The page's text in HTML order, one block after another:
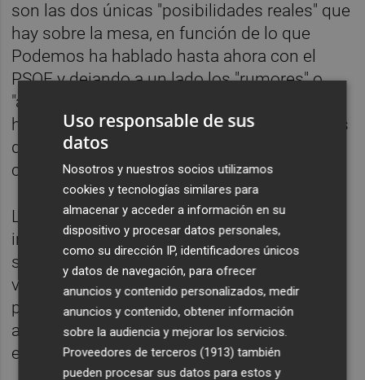
son las dos únicas "posibilidades reales" que
hay sobre la mesa, en función de lo que
Podemos ha hablado hasta ahora con el
PSOE y dejando a un lado los "rumores" o
"ambigüedades" con la que, a su juicio, se
han conducido los socialistas en los últimos
días a través de los medios de
comunicación.
La dirigente morada ha aclarado que su
intención es que las conversaciones con los
socialistas continúen mientras los inscritos
votan porque van a continuar con el "firme
propósito" de que se pueda llegar a un
acuerdo para la creación de un gobierno
estable de coalición antes del día 22.
Uso responsable de sus
datos
Nosotros y nuestros socios utilizamos
cookies y tecnologías similares para
almacenar y acceder a información en su
dispositivo y procesar datos personales,
como su dirección IP, identificadores únicos
y datos de navegación, para ofrecer
anuncios y contenido personalizados, medir
anuncios y contenido, obtener información
sobre la audiencia y mejorar los servicios.
Proveedores de terceros (1913) también
pueden procesar sus datos para estos y